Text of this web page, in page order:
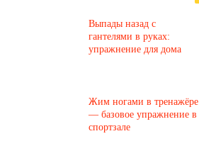
Выпады назад с
гантелями в руках:
упражнение для дома
Жим ногами в тренажёре
— базовое упражнение в
спортзале